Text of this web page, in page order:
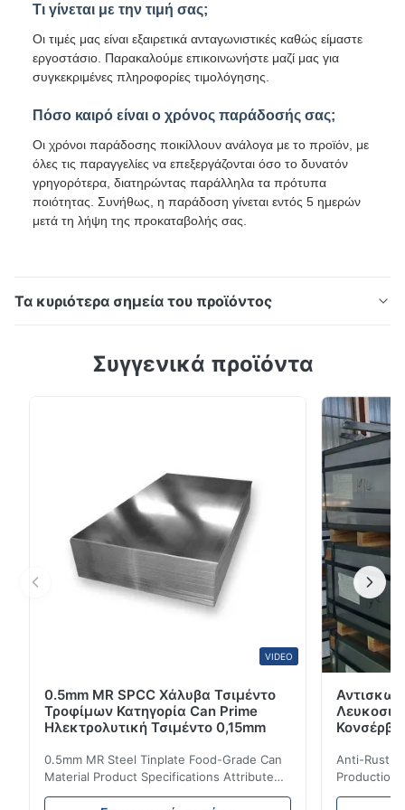
Τι γίνεται με την τιμή σας;
Οι τιμές μας είναι εξαιρετικά ανταγωνιστικές καθώς είμαστε
εργοστάσιο. Παρακαλούμε επικοινωνήστε μαζί μας για
συγκεκριμένες πληροφορίες τιμολόγησης.
Πόσο καιρό είναι ο χρόνος παράδοσής σας;
Οι χρόνοι παράδοσης ποικίλλουν ανάλογα με το προϊόν, με
όλες τις παραγγελίες να επεξεργάζονται όσο το δυνατόν
γρηγορότερα, διατηρώντας παράλληλα τα πρότυπα
ποιότητας. Συνήθως, η παράδοση γίνεται εντός 5 ημερών
μετά τη λήψη της προκαταβολής σας.
Τα κυριότερα σημεία του προϊόντος
House και Brazil Industrial Wall Panel Material Το
υψηλής ποιότητας χαλύβδινο προϊόν με έγχρωμη
επίστρωση, σχεδιασμένο για διάφορες βιομηχανικές
και κατασκευαστικές εφαρμογές. Προδιαγραφές
Συγγενικά προϊόντα
VIDEO
0.5mm MR SPCC Χάλυβα Τσιμέντο
Τροφίμων Κατηγορία Can Prime
Ηλεκτρολυτική Τσιμέντο 0,15mm
0.5mm MR Steel Tinplate Food-Grade Can
Material Product Specifications Attribute
Value Product Name 0.5mm MR Steel
Anti-Rust
Production
Value